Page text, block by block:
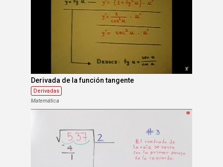
Derivada de la función tangente
Derivadas
Matemática